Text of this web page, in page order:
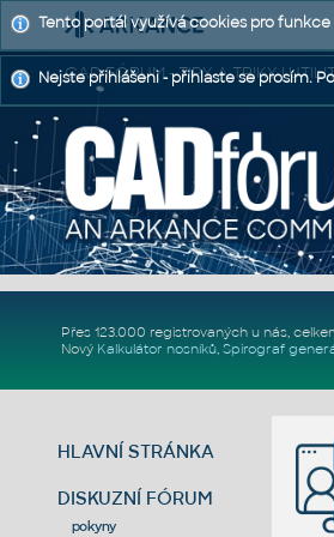
CAD FÓRUM - TIPY A TRIKY |
Přes 123.000 registrovaných u nás,
Nový Kalkulátor nosníků, Spirograf
HLAVNÍ STRÁNKA
DISKUZNÍ FÓRUM
pokyny
Tento portál využívá cookies pro
Nejste přihlášeni - přihlaste se prosím.